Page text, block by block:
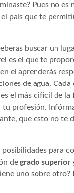
Pues no es
país que te
buscar un
es el que te
el aprenderás
de agua.
el más difícil de
profesión.
que esto no
para
de grado superior
uno sobre